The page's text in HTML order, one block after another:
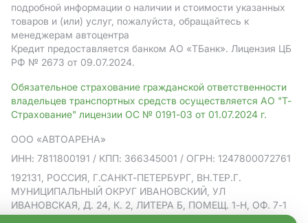
подробной информации о наличии и стоимости указанных
товаров и (или) услуг, пожалуйста, обращайтесь к
менеджерам автоцентра
Кредит предоставляется банком АO «ТБанк». Лицензия ЦБ
РФ № 2673 от 09.07.2024.
Обязательное страхование гражданской ответственности
владельцев транспортных средств осуществляется АО "Т-
Страхование" лицензии ОС № 0191-03 от 01.07.2024 г.
ООО «АВТОАРЕНА»
ИНН: 7811800191 / КПП: 366345001 / ОГРН: 1247800072761
192131, РОССИЯ, Г.САНКТ-ПЕТЕРБУРГ, ВН.ТЕР.Г.
МУНИЦИПАЛЬНЫЙ ОКРУГ ИВАНОВСКИЙ, УЛ
ИВАНОВСКАЯ, Д. 24, К. 2, ЛИТЕРА Б, ПОМЕЩ. 1-Н, ОФ. 7-1